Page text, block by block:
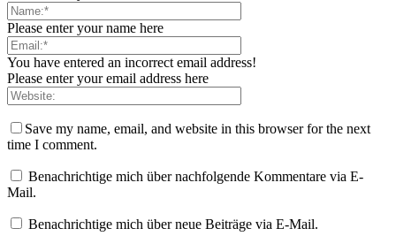
Please enter your name here
You have entered an incorrect email address!
Please enter your email address here
Save my name, email, and website in this browser for the next
time I comment.
Benachrichtige mich über nachfolgende Kommentare via E-
Mail.
Benachrichtige mich über neue Beiträge via E-Mail.